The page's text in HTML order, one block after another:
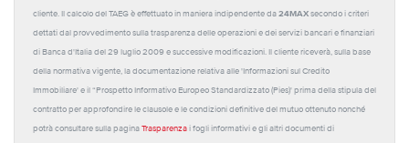
cliente. Il calcolo del TAEG è effettuato in maniera indipendente da 24MAX secondo i criteri
dettati dal provvedimento sulla trasparenza delle operazioni e dei servizi bancari e finanziari
di Banca d'Italia del 29 luglio 2009 e successive modificazioni. Il cliente riceverà, sulla base
della normativa vigente, la documentazione relativa alle 'Informazioni sul Credito
Immobiliare' e il “Prospetto Informativo Europeo Standardizzato (Pies)' prima della stipula del
contratto per approfondire le clausole e le condizioni definitive del mutuo ottenuto nonché
potrà consultare sulla pagina Trasparenza i fogli informativi e gli altri documenti di